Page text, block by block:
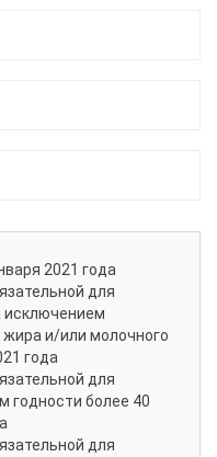
2021 года
для
исключением
и/или молочного
года
для
годности более 40
для